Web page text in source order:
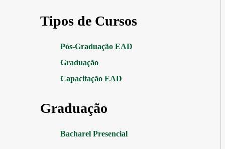
Tipos de Cursos
Pós-Graduação EAD
Graduação
Capacitação EAD
Graduação
Bacharel Presencial